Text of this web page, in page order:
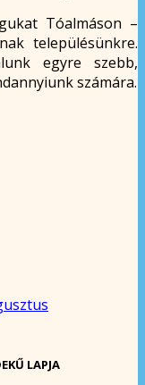
Tóalmáson –
településünkre.
egyre szebb,
számára.
LAPJA